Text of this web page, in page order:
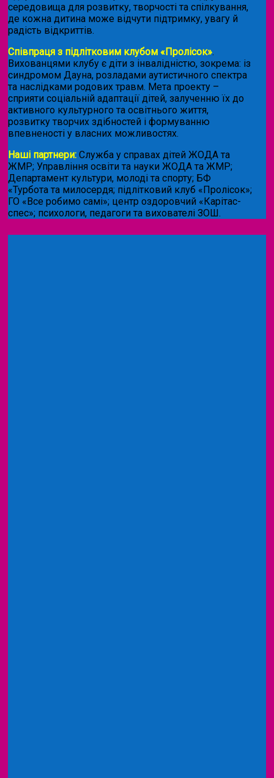
середовища для розвитку, творчості та спілкування,
де кожна дитина може відчути підтримку, увагу й
радість відкриттів.
Співпраця з підлітковим клубом «Пролісок».
Вихованцями клубу є діти з інвалідністю, зокрема: із
синдромом Дауна, розладами аутистичного спектра
та наслідками родових травм. Мета проекту –
сприяти соціальній адаптації дітей, залученню їх до
активного культурного та освітнього життя,
розвитку творчих здібностей і формуванню
впевненості у власних можливостях.
Наші партнери: Служба у справах дітей ЖОДА та
ЖМР; Управління освіти та науки ЖОДА та ЖМР;
Департамент культури, молоді та спорту; БФ
«Турбота та милосердя; підлітковий клуб «Пролісок»;
ГО «Все робимо самі»; центр оздоровчий «Карітас-
спес»; психологи, педагоги та вихователі ЗОШ.